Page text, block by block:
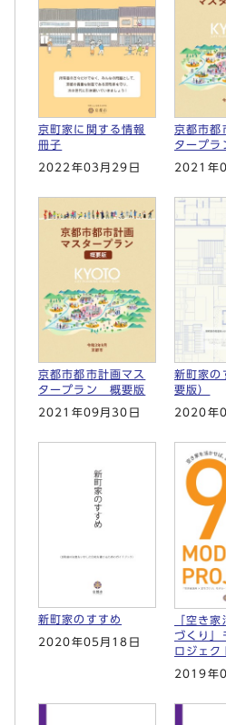
京町家に関する情報
冊子
2022年03月29日
京都市都
タープ
2021年
京都市都市計画マス
タープラン 概要版
2021年09月30日
新町家の
要版）
2020年
新町家のすすめ
2020年05月18日
「空き
づくり」
ロジェク
2019年